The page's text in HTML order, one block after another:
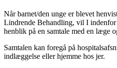
Når barnet/den unge er blevet
Lindrende Behandling, vil I
henblik på en samtale med en læge
Samtalen kan foregå på
indlæggelse eller hjemme hos jer.